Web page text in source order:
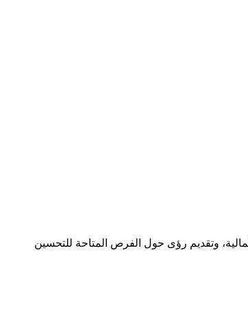
وتقديم رؤى حول الفرص المتاحة للتحسين